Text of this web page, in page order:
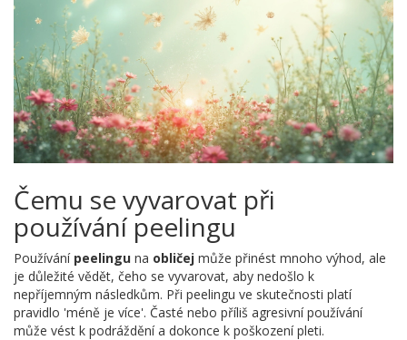
Čemu se vyvarovat při
používání peelingu
Používání peelingu na obličej může přinést mnoho výhod, ale
je důležité vědět, čeho se vyvarovat, aby nedošlo k
nepříjemným následkům. Při peelingu ve skutečnosti platí
pravidlo 'méně je více'. Časté nebo příliš agresivní používání
může vést k podráždění a dokonce k poškození pleti.